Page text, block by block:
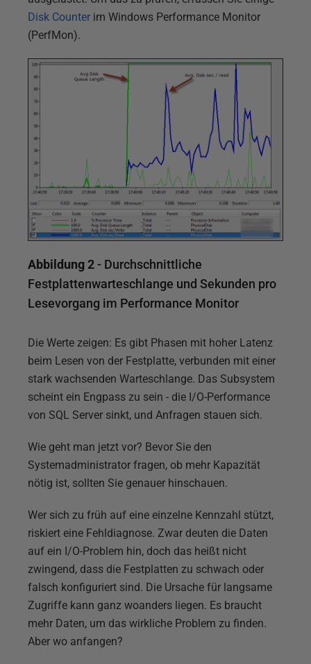
Disk Counter im Windows Performance Monitor
(PerfMon).
Abbildung 2- Durchschnittliche
Festplattenwarteschlange und Sekunden pro
Lesevorgang im Performance Monitor
Die Werte zeigen: Es gibt Phasen mit hoher Latenz
beim Lesen von der Festplatte, verbunden mit einer
stark wachsenden Warteschlange. Das Subsystem
scheint ein Engpass zu sein - die I/O-Performance
von SQL Server sinkt, und Anfragen stauen sich.
Wie geht man jetzt vor? Bevor Sie den
Systemadministrator fragen, ob mehr Kapazität
nötig ist, sollten Sie genauer hinschauen.
Wer sich zu früh auf eine einzelne Kennzahl stützt,
riskiert eine Fehldiagnose. Zwar deuten die Daten
auf ein I/O-Problem hin, doch das heißt nicht
zwingend, dass die Festplatten zu schwach oder
falsch konfiguriert sind. Die Ursache für langsame
Zugriffe kann ganz woanders liegen. Es braucht
mehr Daten, um das wirkliche Problem zu finden.
Aber wo anfangen?